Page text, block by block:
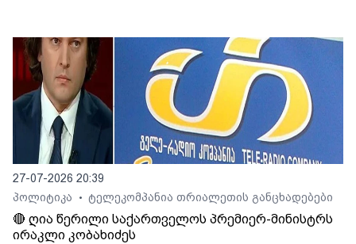
27-07-2026 20:39
პოლიტიკა
• ტელეკომპანია თრიალეთის განცხადებები
🔴 ღია წერილი საქართველოს პრემიერ-მინისტრს
ირაკლი კობახიძეს